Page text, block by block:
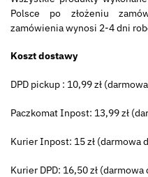
Polsce po złożeniu
zamówienia wynosi 2-4 dni
Koszt dostawy
DPD pickup : 10,99 zł
Paczkomat Inpost: 13,99 zł
Kurier Inpost: 15 zł (darmowa
Kurier DPD: 16,50 zł (darmowa